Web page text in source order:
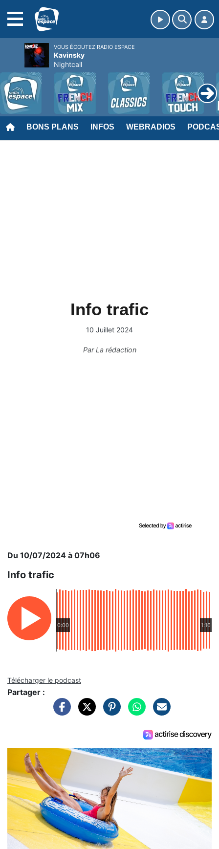
BONS PLANS INFOS WEBRADIOS
Info trafic
10 Juillet 2024
ParLa rédaction
Du 10/07/2024 à 07h06
Info trafic
0:00 1:16
Télécharger le podcast
Partager :
VOUS ÉCOUTEZ RADIO ESPACE
Kavinsky
Nightcall